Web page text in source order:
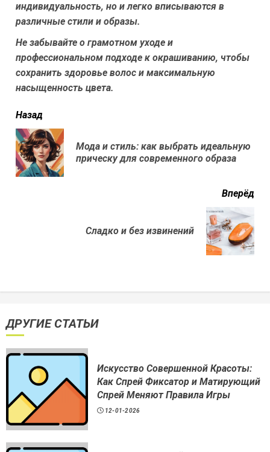
индивидуальность, но и легко вписываются в
различные стили и образы.
Не забывайте о грамотном уходе и
профессиональном подходе к окрашиванию, чтобы
сохранить здоровье волос и максимальную
насыщенность цвета.
читать
еще
Назад
Мода и стиль: как выбрать идеальную
прическу для современного образа
Вперёд
Сладко и без извинений
ДРУГИЕ СТАТЬИ
Искусство Совершенной Красоты:
Как Спрей Фиксатор и Матирующий
Спрей Меняют Правила Игры
12-01-2026